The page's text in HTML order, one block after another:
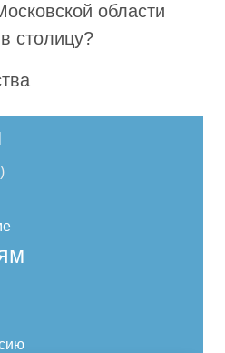
области
столицу?